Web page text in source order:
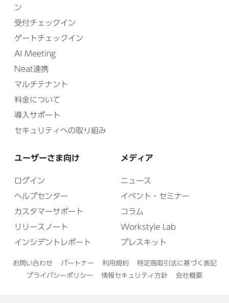
ン
受付チェックイン
ゲートチェックイン
AI Meeting
Neat連携
マルチテナント
料金について
導入サポート
セキュリティへの取り組み
ユーザーさま向け
ログイン
ヘルプセンター
カスタマーサポート
リリースノート
インシデントレポート
メディア
ニュース
イベント・セミナー
コラム
Workstyle Lab
プレスキット
お問い合わせ パートナー 利用規約
特定商取引法に基づく表記
プライバシーポリシー
情報セキュリティ方針 会社概要